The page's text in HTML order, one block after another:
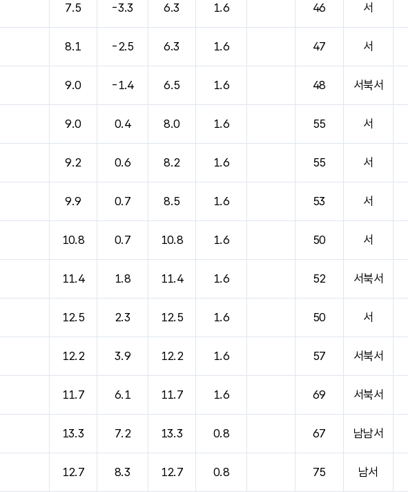
7.5 -3.3 6.3 1.6 46 서
8.1 -2.5 6.3 1.6 47 서
9.0 -1.4 6.5 1.6 48 서북서
9.0 0.4 8.0 1.6 55 서
9.2 0.6 8.2 1.6 55 서
9.9 0.7 8.5 1.6 53 서
10.8 0.7 10.8 1.6 50 서
11.4 1.8 11.4 1.6 52 서북서
12.5 2.3 12.5 1.6 50 서
12.2 3.9 12.2 1.6 57 서북서
11.7 6.1 11.7 1.6 69 서북서
13.3 7.2 13.3 0.8 67 남남서
12.7 8.3 12.7 0.8 75 남서